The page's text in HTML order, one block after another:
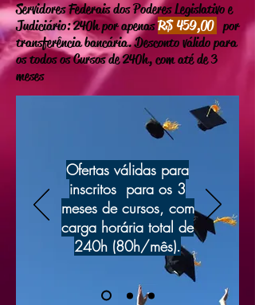
Servidores Federais dos Poderes Legislativo e
Judiciário : 240h por apenasR$ 459,00 por
transferência bancária.Desconto válido para
os todos os Cursos de 240h, com até de 3
meses
Ofertas válidas para
inscritos para os 3
meses de cursos, com
carga horária total de
240h (80h/mês).